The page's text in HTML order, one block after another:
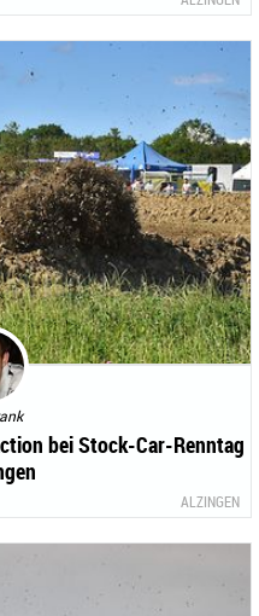
bei Stock-Car-Renntag
ALZINGEN